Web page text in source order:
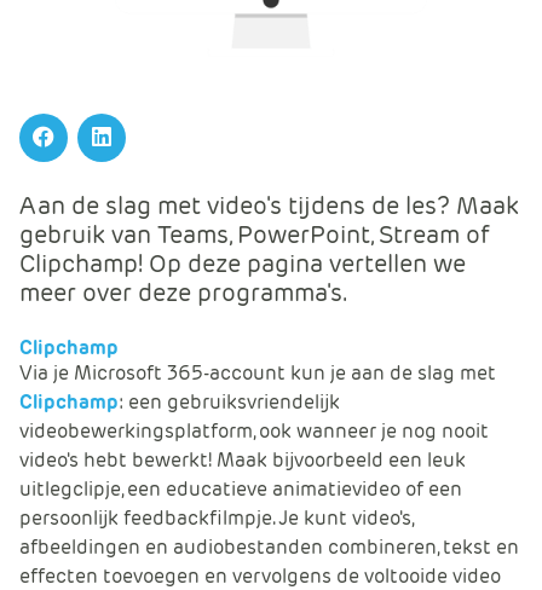
C
a
t
e
FacebookLinkedIn
Aan de slag met video's tijdens de les? Maak
gebruik van Teams, PowerPoint, Stream of
Clipchamp! Op deze pagina vertellen we
meer over deze programma's.
Clipchamp
Via je Microsoft 365-account kun je aan de slag met
Clipchamp: een gebruiksvriendelijk
videobewerkingsplatform, ook wanneer je nog nooit
video's hebt bewerkt! Maak bijvoorbeeld een leuk
uitlegclipje, een educatieve animatievideo of een
persoonlijk feedbackfilmpje. Je kunt video's,
afbeeldingen en audiobestanden combineren, tekst en
effecten toevoegen en vervolgens de voltooide video